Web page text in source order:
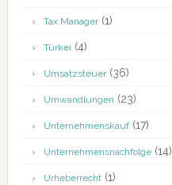
Tax Manager(1)
Türkei (4)
Umsatzsteuer(36)
Umwandlungen (23)
Unternehmenskauf(17)
Unternehmensnachfolge(14)
Urheberrecht(1)